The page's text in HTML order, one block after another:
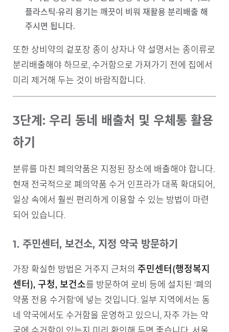
플라스틱·유리 용기는 깨끗이 비워 재활용 분리배출 해
주시면 됩니다.
또한 상비약의 겉포장 종이 상자나 약 설명서는 종이류로
분리배출해야 하므로, 수거함으로 가져가기 전에 집에서
미리 제거해 두는 것이 바람직합니다.
3단계: 우리 동네 배출처 및 우체통 활용
하기
분류를 마친 폐의약품은 지정된 장소에 배출해야 합니다.
현재 전국적으로 폐의약품 수거 인프라가 대폭 확대되어,
일상 속에서 훨씬 편리하게 이용할 수 있는 방법이 마련
되어 있습니다.
1. 주민센터, 보건소, 지정 약국 방문하기
가장 확실한 방법은 거주지 근처의 주민센터(행정복지
센터), 구청, 보건소를 방문하여 로비 등에 설치된 '폐의
약품 전용 수거함'에 넣는 것입니다. 일부 지역에서는 동
네 약국에서도 수거함을 운영하고 있으니, 자주 가는 약